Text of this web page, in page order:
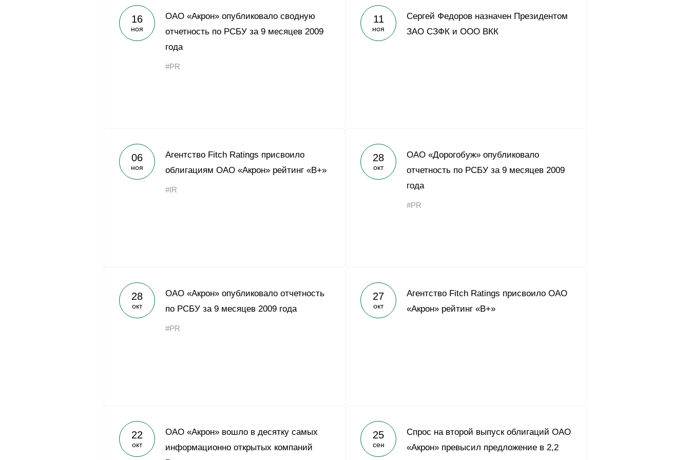
16
ноя
ОАО «Акрон» опубликовало сводную
отчетность по РСБУ за 9 месяцев 2009
года
#PR
11
ноя
Сергей Федоров назначен Президентом
ЗАО СЗФК и ООО ВКК
06
ноя
Агентство Fitch Ratings присвоило
облигациям ОАО «Акрон» рейтинг «В+»
#IR
28
окт
ОАО «Дорогобуж» опубликовало
отчетность по РСБУ за 9 месяцев 2009
года
#PR
28
окт
ОАО «Акрон» опубликовало отчетность
по РСБУ за 9 месяцев 2009 года
#PR
27
окт
Агентство Fitch Ratings присвоило ОАО
«Акрон» рейтинг «В+»
22
окт
ОАО «Акрон» вошло в десятку самых
информационно открытых компаний
25
сен
Спрос на второй выпуск облигаций ОАО
«Акрон» превысил предложение в 2,2